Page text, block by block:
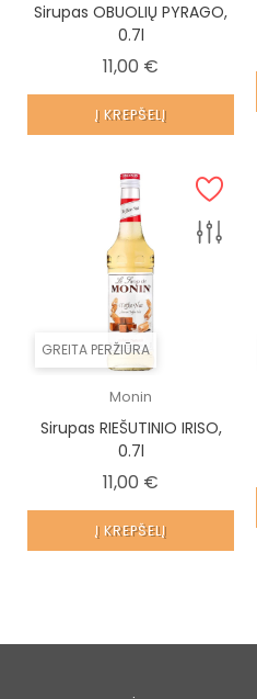
Sirupas OBUOLIŲ PYRAGO,
0.7l
11,00 €
Į KREPŠELĮ
GREITA PERŽIŪRA
Monin
Sirupas RIEŠUTINIO IRISO,
0.7l
11,00 €
Į KREPŠELĮ